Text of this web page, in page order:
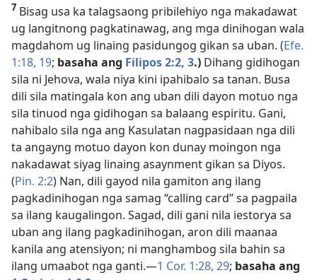
7 Bisag usa ka talagsaong pribilehiyo nga makadawat
ug langitnong pagkatinawag, ang mga dinihogan wala
magdahom ug linaing pasidungog gikan sa uban. (Efe.
1:18, 19; basaha ang Filipos 2:2, 3.) Dihang gidihogan
sila ni Jehova, wala niya kini ipahibalo sa tanan. Busa
dili sila matingala kon ang uban dili dayon motuo nga
sila tinuod nga gidihogan sa balaang espiritu. Gani,
nahibalo sila nga ang Kasulatan nagpasidaan nga dili
ta angayng motuo dayon kon dunay moingon nga
nakadawat siyag linaing asaynment gikan sa Diyos.
(Pin. 2:2) Nan, dili gayod nila gamiton ang ilang
pagkadinihogan nga samag “calling card” sa pagpaila
sa ilang kaugalingon. Sagad, dili gani nila iestorya sa
uban ang ilang pagkadinihogan, aron dili maanaa
kanila ang atensiyon; ni manghambog sila bahin sa
ilang umaabot nga ganti.—1 Cor. 1:28, 29; basaha ang